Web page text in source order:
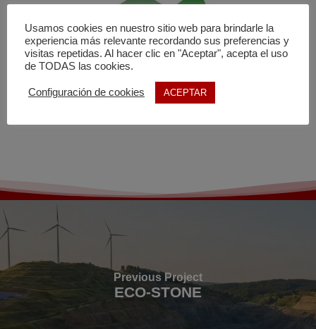
Previous Project
ECO-STONE
Usamos cookies en nuestro sitio web para brindarle la
experiencia más relevante recordando sus preferencias y
visitas repetidas. Al hacer clic en "Aceptar", acepta el uso
de TODAS las cookies.
Configuración de cookies ACEPTAR